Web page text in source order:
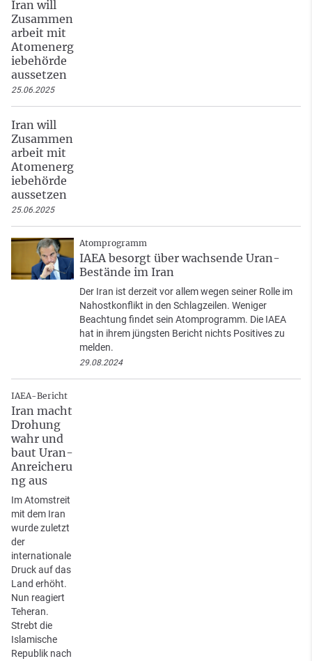
Iran will
Zusammen
arbeit mit
Atomenerg
iebehörde
aussetzen
25.06.2025
Iran will
Zusammen
arbeit mit
Atomenerg
iebehörde
aussetzen
25.06.2025
Atomprogramm
IAEA besorgt über wachsende Uran-
Bestände im Iran
Der Iran ist derzeit vor allem wegen seiner Rolle im
Nahostkonflikt in den Schlagzeilen. Weniger
Beachtung findet sein Atomprogramm. Die IAEA
hat in ihrem jüngsten Bericht nichts Positives zu
melden.
29.08.2024
IAEA-Bericht
Iran macht
Drohung
wahr und
baut Uran-
Anreicheru
ng aus
Im Atomstreit
mit dem Iran
wurde zuletzt
der
internationale
Druck auf das
Land erhöht.
Nun reagiert
Teheran.
Strebt die
Islamische
Republik nach